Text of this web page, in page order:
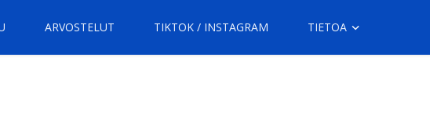
ARVOSTELUT TIKTOK / INSTAGRAM TIETOA